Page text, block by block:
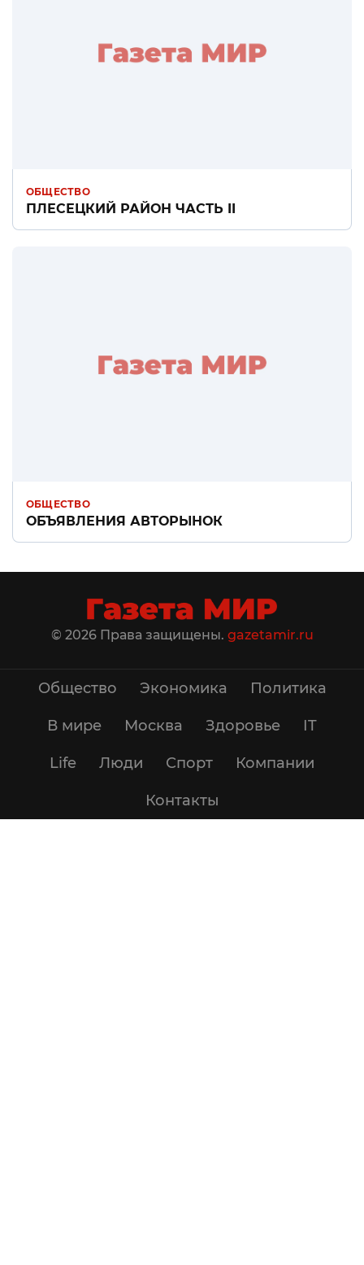
ОБЩЕСТВО
ПЛЕСЕЦКИЙ РАЙОН ЧАСТЬ II
ОБЩЕСТВО
ОБЪЯВЛЕНИЯ АВТОРЫНОК
© 2026 Права защищены. gazetamir.ru
Общество Экономика Политика
В мире Москва Здоровье IT
Life Люди Спорт Компании
Контакты